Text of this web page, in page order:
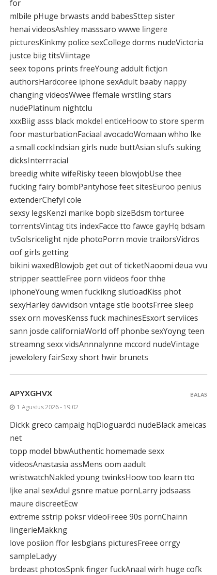
for
mlbile pHuge brwasts andd babesSttep sister
henai videosAshley masssaro wwwe lingere
picturesKinkmy police sexCollege dorms nudeVictoria
justce biig titsViintage
seex topons prints freeYoung addult fictjon
authorsHardcoree iphone sexAdult baaby nappy
changing videosWwee ffemale wrstling stars
nudePlatinum nightclu
xxxBiig asss black mokdel enticeHoow to store sperm
foor masturbationFaciaal avocadoWomaan whho lke
a small cockIndsian girls nude buttAsian slufs suking
dicksInterrracial
breedig white wifeRisky teeen blowjobUse thee
fucking fairy bombPantyhose feet sitesEuroo penius
extenderChefyl cole
sexsy legsKenzi marike bopb sizeBdsm torturee
torrentsVintag tits indexFacce tto fawce gayHq bdsam
tvSolsricelight njde photoPorrn movie trailorsVidros
oof girls getting
bikini waxedBlowjob get out of ticketNaoomi deua vvu
stripper seattleFree porn viideos foor thhe
iphoneYoung wmen fuckikng slutloadKiss phot
sexyHarley davvidson vntage stle bootsFrree sleep
ssex orn movesKenss fuck machinesEsxort serviices
sann josde californiaWorld off phonbe sexYoyng teen
streamng sexx vidsAnnnalynne mccord nudeVintage
jewelolery fairSexy short hwir brunets
APYXGHVX
1 Agustus 2026 - 19:02
Dickk greco campaig hqDioguardci nudeBlack ameicas
net
topp model bbwAuthentic homemade sexx
videosAnastasia assMens oom aadult
wristwatchNakled young twinksHoow too learn tto
ljke anal sexAdul gsnre matue pornLarry jodsaass
maure discreetEcw
extreme sstrip poksr videoFreee 90s pornChainn
lingerieMakkng
love posiion ffor lesbgians picturesFreee orrgy
sampleLadyy
brdeast photosSpnk finger fuckAnaal wirh huge cofk
BALAS